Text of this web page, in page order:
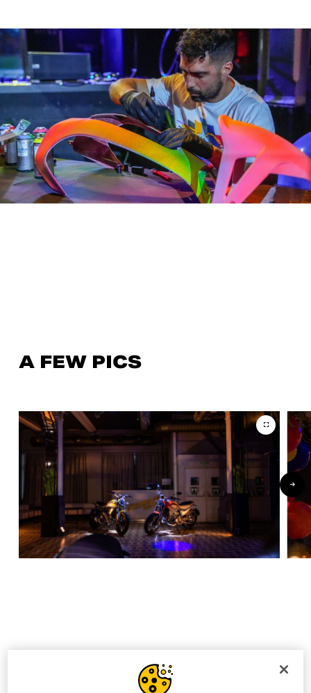
A FEW PICS
TAKE A LOOK AT THE
OTHER NEXT-GEN TOURS